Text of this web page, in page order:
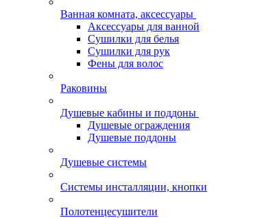
Ванная комната, аксессуары
Аксессуары для ванной
Сушилки для белья
Сушилки для рук
Фены для волос
Раковины
Душевые кабины и поддоны
Душевые ограждения
Душевые поддоны
Душевые системы
Системы инсталляции, кнопки
Полотенцесушители